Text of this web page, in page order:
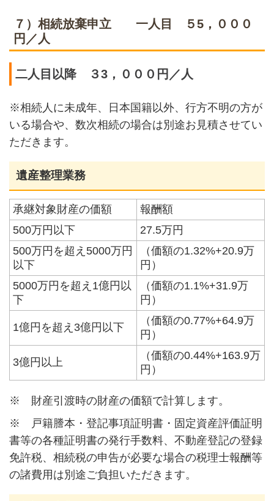
７）相続放棄申立 一人目 ５5，０００
円／人
二人目以降 ３3，０００円／人
※相続人に未成年、日本国籍以外、行方不明の方が
いる場合や、数次相続の場合は別途お見積させてい
ただきます。
遺産整理業務
承継対象財産の価額
報酬額
500万円以下
27.5万円
500万円を超え5000万円
以下
（価額の1.32%+20.9万
円）
5000万円を超え1億円以
下
（価額の1.1%+31.9万
円）
1億円を超え3億円以下
（価額の0.77%+64.9万
円）
3億円以上
（価額の0.44%+163.9万
円）
※ 財産引渡時の財産の価額で計算します。
※ 戸籍謄本・登記事項証明書・固定資産評価証明
書等の各種証明書の発行手数料、不動産登記の登録
免許税、相続税の申告が必要な場合の税理士報酬等
の諸費用は別途ご負担いただきます。